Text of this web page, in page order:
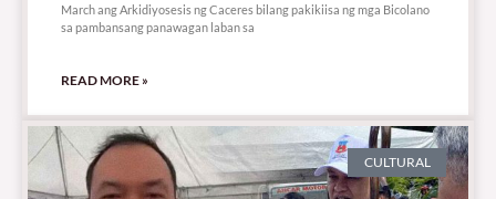
March ang Arkidiyosesis ng Caceres bilang pakikiisa ng mga Bicolano
sa pambansang panawagan laban sa
READ MORE »
CULTURAL